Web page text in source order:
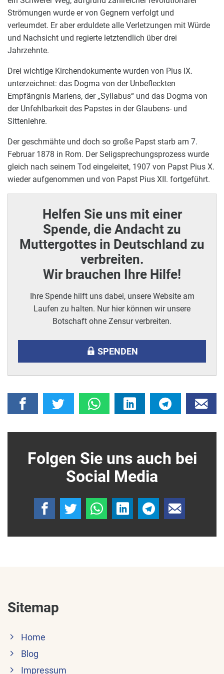
Strömungen wurde er von Gegnern verfolgt und
verleumdet. Er aber erduldete alle Verletzungen mit Würde
und Nachsicht und regierte letztendlich über drei
Jahrzehnte.
Drei wichtige Kirchendokumente wurden von Pius IX.
unterzeichnet: das Dogma von der Unbefleckten
Empfängnis Mariens, der „Syllabus“ und das Dogma von
der Unfehlbarkeit des Papstes in der Glaubens- und
Sittenlehre.
Der geschmähte und doch so große Papst starb am 7.
Februar 1878 in Rom. Der Seligsprechungsprozess wurde
gleich nach seinem Tod eingeleitet, 1907 von Papst Pius X.
wieder aufgenommen und von Papst Pius XII. fortgeführt.
Helfen Sie uns mit einer
Spende, die Andacht zu
Muttergottes in Deutschland zu
verbreiten.
Wir brauchen Ihre Hilfe!
Ihre Spende hilft uns dabei, unsere Website am
Laufen zu halten. Nur hier können wir unsere
Botschaft ohne Zensur verbreiten.
SPENDEN
Folgen Sie uns auch bei
Social Media
Sitemap
Home
Blog
Impressum